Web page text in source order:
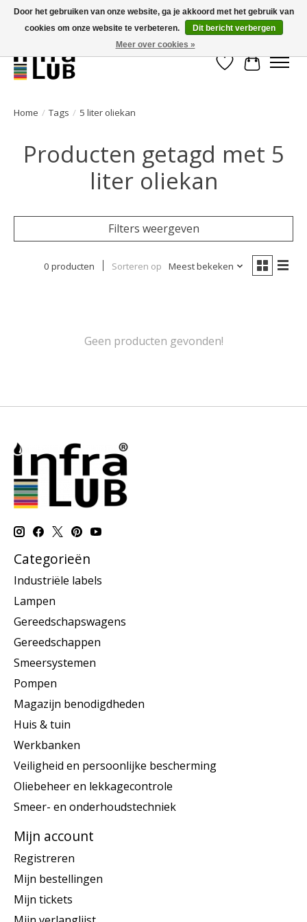
Minder stilstand, meer rendement!
Verlanglijst
Home / Tags / 5 liter oliekan
Producten getagd met 5
liter oliekan
Filters weergeven
0 producten Sorteren op Meest bekeken
Geen producten gevonden!
Categorieën
Industriële labels
Lampen
Gereedschapswagens
Gereedschappen
Smeersystemen
Pompen
Magazijn benodigdheden
Huis & tuin
Werkbanken
Veiligheid en persoonlijke bescherming
Oliebeheer en lekkagecontrole
Smeer- en onderhoudstechniek
Mijn account
Registreren
Mijn bestellingen
Mijn tickets
Door het gebruiken van onze website, ga je akkoord met het gebruik van
cookies om onze website te verbeteren.
Dit bericht verbergen
Meer over cookies »